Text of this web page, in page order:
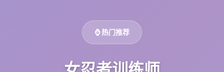
⌚ 热门推荐